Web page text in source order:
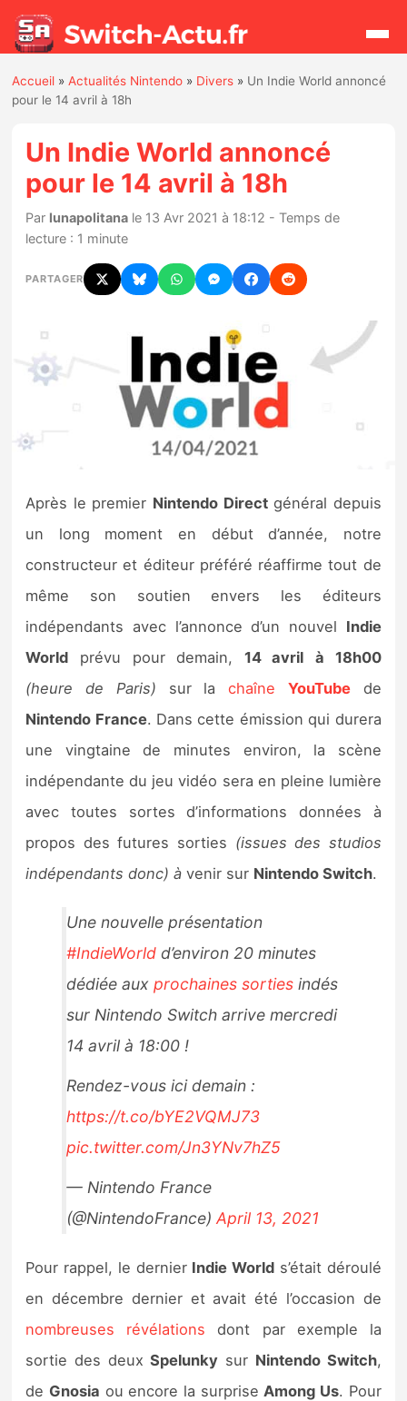
Actualités
Jeux
Hardware
Chiffres de ventes
Rumeurs
Nintendo Direct
Tests et previews
Tests de jeux
Tests d’accessoires
Autres tests
Previews
Précommandes
Précommandes jeux Switch 2
Sorties de jeux
Bons plans
Guides
Accueil »Actualités Nintendo » Divers » Un Indie World annoncé
pour le 14 avril à 18h
Un Indie World annoncé
pour le 14 avril à 18h
Par lunapolitana le 13 Avr 2021 à 18:12 - Temps de
lecture : 1 minute
PARTAGER
Après le premier Nintendo Directgénéral depuis
un long moment en début d’année, notre
constructeur et éditeur préféré réaffirme tout de
même son soutien envers les éditeurs
indépendants avec l’annonce d’un nouvel Indie
World prévu pour demain, 14 avril
à 18h00
(heure de Paris) sur lachaîne YouTubede
Nintendo France. Dans cette émission qui durera
une vingtaine de minutes environ, la scène
indépendante du jeu vidéo sera en pleine lumière
avec toutes sortes d’informations données à
propos des futures sorties (issues des studios
indépendants donc) à venir sur Nintendo Switch.
Une nouvelle présentation
#IndieWorld d’environ 20 minutes
dédiée auxprochaines sorties indés
sur Nintendo Switch arrive mercredi
14 avril à 18:00 !
Rendez-vous ici demain :
https://t.co/bYE2VQMJ73
pic.twitter.com/Jn3YNv7hZ5
— Nintendo France
(@NintendoFrance)April 13, 2021
Pour rappel, le dernier Indie World s’était déroulé
en décembre dernier et avait été l’occasion de
nombreuses révélations dont par exemple la
sortie des deuxSpelunky sur Nintendo Switch,
de Gnosia ou encore la surprise Among Us. Pour